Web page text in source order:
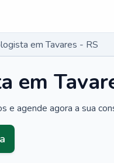
em Tavares - RS
em
e agende agora a sua